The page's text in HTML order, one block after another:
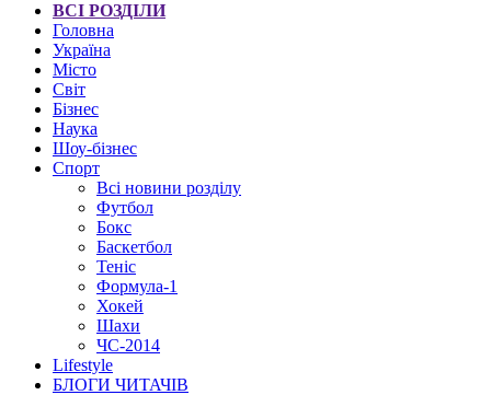
ВСІ РОЗДІЛИ
Головна
Україна
Місто
Світ
Бізнес
Наука
Шоу-бізнес
Спорт
Всі новини розділу
Футбол
Бокс
Баскетбол
Теніс
Формула-1
Хокей
Шахи
ЧС-2014
Lifestyle
БЛОГИ ЧИТАЧІВ